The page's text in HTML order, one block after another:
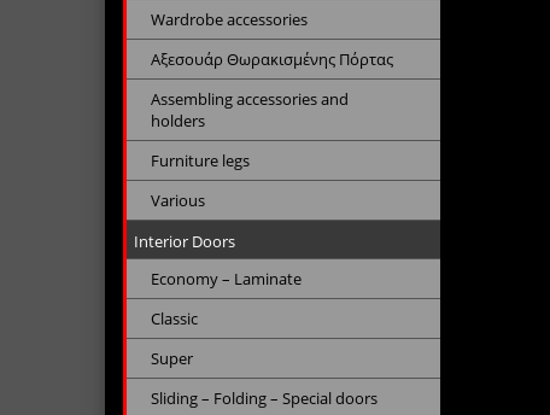
Wardrobe accessories
Αξεσουάρ Θωρακισμένης Πόρτας
Assembling accessories and
holders
Furniture legs
Various
Interior Doors
Economy – Laminate
Classic
Super
Sliding – Folding – Special doors